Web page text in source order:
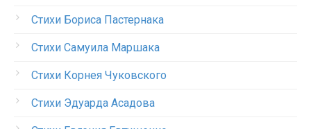
Стихи Бориса Пастернака
Стихи Самуила Маршака
Стихи Корнея Чуковского
Стихи Эдуарда Асадова